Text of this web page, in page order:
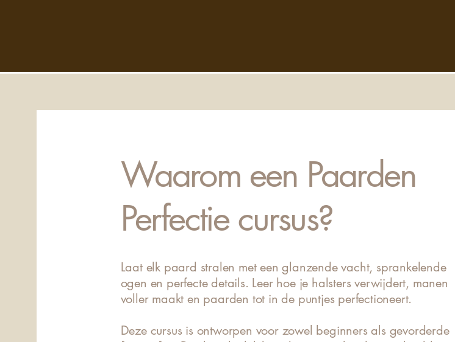
Waarom een Paarden
Perfectie cursus?
Laat elk paard stralen met een glanzende vacht, sprankelende
ogen en perfecte details. Leer hoe je halsters verwijdert, manen
voller maakt en paarden tot in de puntjes perfectioneert.
Deze cursus is ontworpen voor zowel beginners als gevorderde